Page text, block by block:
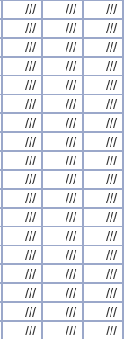
/// ///
///
/// ///
///
/// ///
///
/// ///
///
/// ///
///
/// ///
///
/// ///
///
/// ///
///
/// ///
///
/// ///
///
/// ///
///
/// ///
///
/// ///
///
/// ///
///
/// ///
///
/// ///
///
/// ///
///
/// ///
///